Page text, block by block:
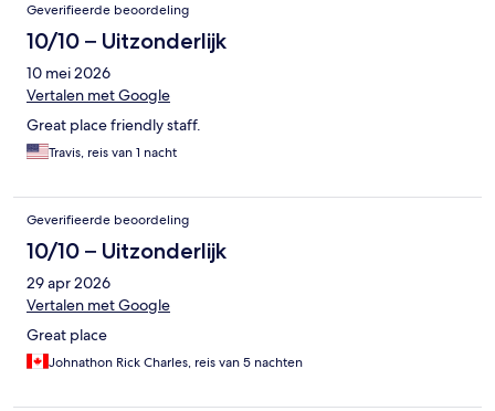
Geverifieerde beoordeling
10/10 – Uitzonderlijk
10 mei 2026
Vertalen met Google
Great place friendly staff.
Travis, reis van 1 nacht
Geverifieerde beoordeling
10/10 – Uitzonderlijk
29 apr 2026
Vertalen met Google
Great place
Johnathon Rick Charles, reis van 5 nachten